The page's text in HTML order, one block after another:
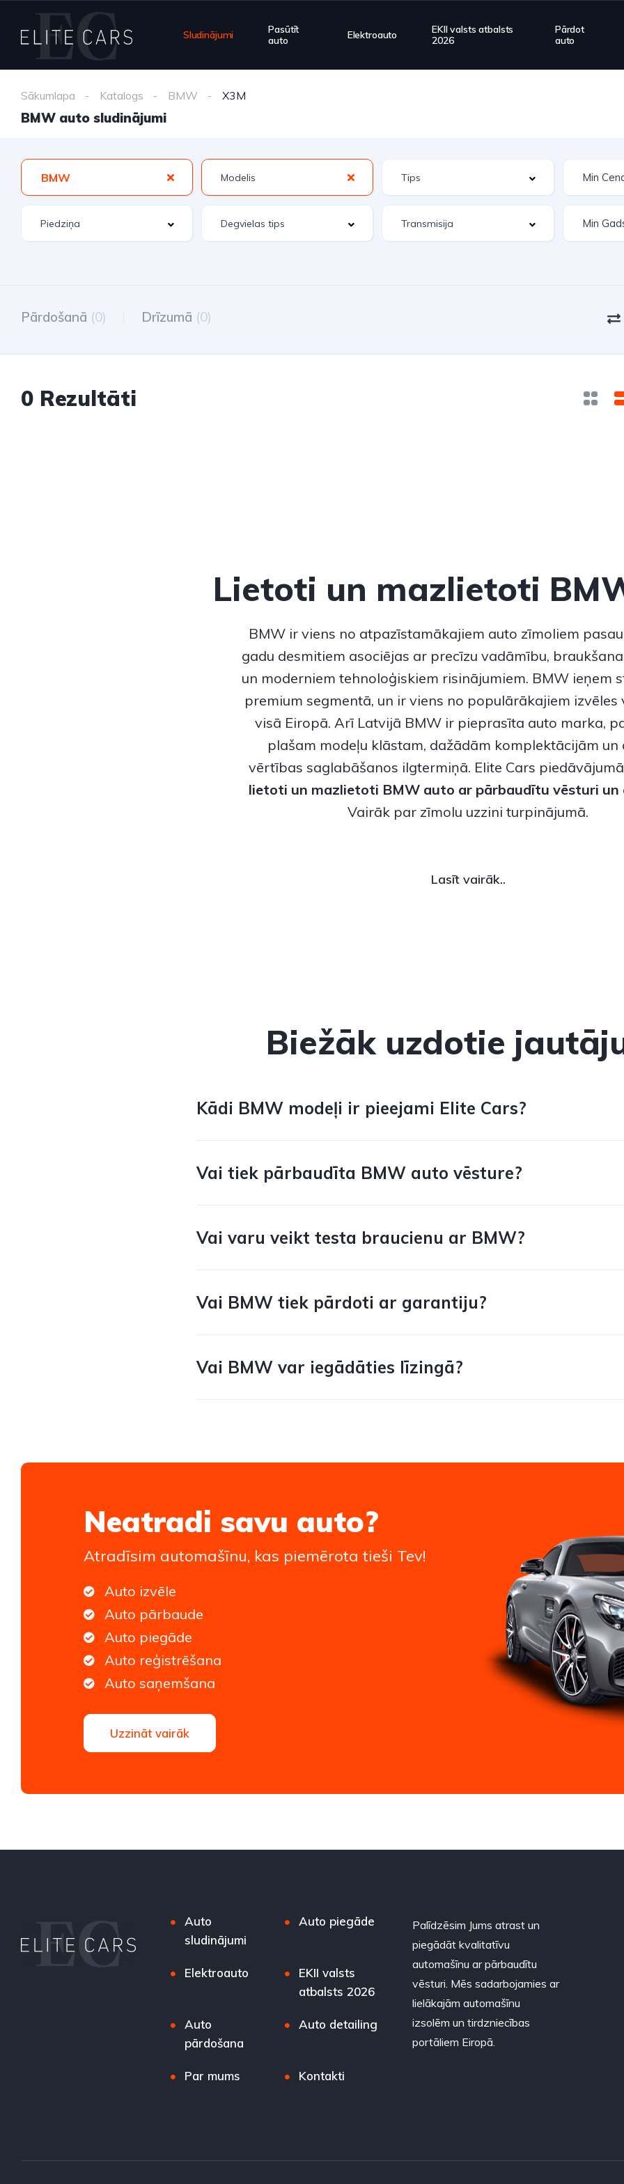
Sludinājumi
Pasūtīt
auto
Elektroauto
EKII valsts atbalsts
2026
Pārdot
auto
Sākumlapa Katalogs BMW X3M
BMW auto sludinājumi
BMW
Pārdošanā (0) Drīzumā (0)
0 Rezultāti
Lietoti un mazlietoti
BMW ir viens no atpazīstamākajiem auto zīmoliem
gadu desmitiem asociējas ar precīzu vadāmību,
un moderniem tehnoloģiskiem risinājumiem. BMWieņem
premium segmentā, un ir viens no populārākajiem
visā Eiropā. Arī Latvijā BMW ir pieprasīta auto marka,
plašam modeļu klāstam, dažādām komplektācijām un
vērtības saglabāšanos ilgtermiņā. Elite Cars
lietoti un mazlietoti BMW auto ar pārbaudītu vēsturi
Vairāk par zīmolu uzzini turpinājumā.
Lasīt vairāk..
Biežāk uzdotie
Kādi BMW modeļi ir pieejami Elite Cars?
Vai tiek pārbaudīta BMW auto vēsture?
Vai varu veikt testa braucienu ar BMW?
Vai BMW tiek pārdoti ar garantiju?
Vai BMW var iegādāties līzingā?
Neatradi savu auto?
Atradīsim automašīnu, kas piemērota tieši Tev!
Auto izvēle
Auto pārbaude
Auto piegāde
Auto reģistrēšana
Auto saņemšana
Uzzināt vairāk
Auto
sludinājumi
Auto piegāde
Elektroauto
EKII valsts
atbalsts 2026
Auto
pārdošana
Auto detailing
Par mums Kontakti
Palīdzēsim Jums atrast un
piegādāt kvalitatīvu
automašīnu ar pārbaudītu
vēsturi. Mēs sadarbojamies ar
lielākajām automašīnu
izsolēm un tirdzniecības
portāliem Eiropā.